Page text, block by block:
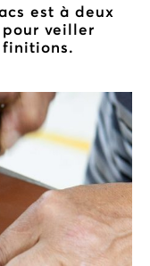
est à deux
veiller